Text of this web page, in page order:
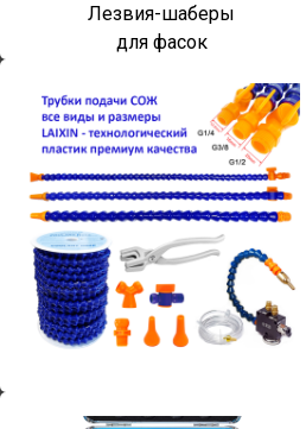
Лезвия-шаберы
для фасок
Винты torx